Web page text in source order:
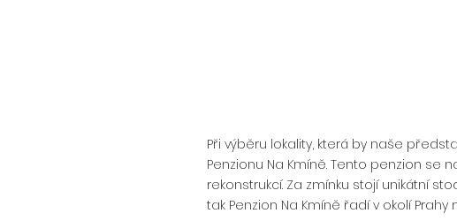
Při výběru lokality, která by naše
Penzionu Na Kmíně. Tento penzion
rekonstrukcí. Za zmínku stojí unikátní
tak Penzion Na Kmíně řadí v okolí